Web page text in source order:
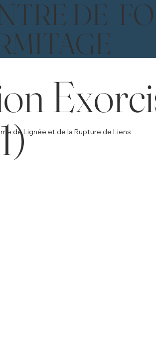
DE
de Lignée et de la Rupture de Liens